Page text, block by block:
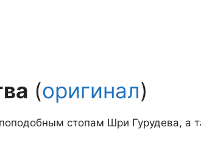
(оригинал)
стопам Шри Гурудева, а